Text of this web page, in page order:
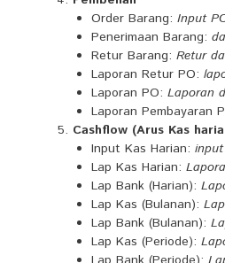
Order Barang: Input
Penerimaan Barang:
Retur Barang: Retur
Laporan Retur PO:
Laporan PO: Laporan
Laporan Pembayaran
Cashflow (Arus Kas
Input Kas Harian:
Lap Kas Harian:
Lap Bank (Harian):
Lap Kas (Bulanan):
Lap Bank (Bulanan):
Lap Kas (Periode):